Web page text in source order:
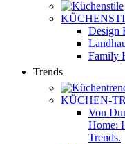
Design
Family
Trends
KÜCHEN-
Von
Home:
Trends.